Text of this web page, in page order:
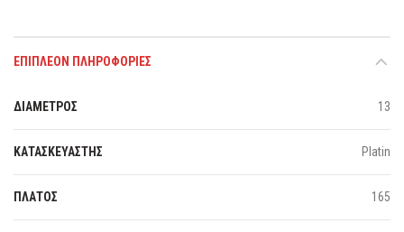
ΕΠΙΠΛΈΟΝ ΠΛΗΡΟΦΟΡΊΕΣ
ΔΙΑΜΕΤΡΟΣ 13
ΚΑΤΑΣΚΕΥΑΣΤΗΣ Platin
ΠΛΑΤΟΣ 165